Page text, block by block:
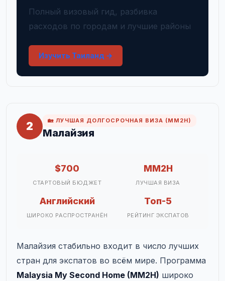
Полный визовый гид, разбивка
расходов по городам и лучшие районы
Изучить Таиланд →
2 🏡 ЛУЧШАЯ ДОЛГОСРОЧНАЯ ВИЗА (MM2H)
Малайзия
$700
СТАРТОВЫЙ БЮДЖЕТ
MM2H
ЛУЧШАЯ ВИЗА
Английский
ШИРОКО РАСПРОСТРАНЁН
Топ-5
РЕЙТИНГ ЭКСПАТОВ
Малайзия стабильно входит в число лучших
стран для экспатов во всём мире. Программа
Malaysia My Second Home (MM2H) широко